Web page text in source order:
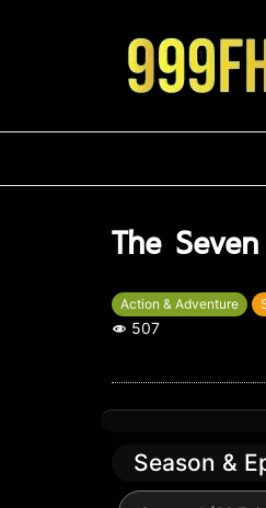
The
Action & Adventure
507
Season &